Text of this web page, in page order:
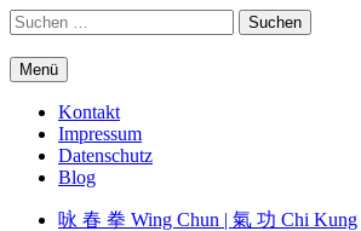
Springe
zum
Inhalt
Suchen
nach:
WuJi – Zentrum
WuJi Konzept
Menü
Kontakt
Impressum
Datenschutz
Blog
咏 春 拳 Wing Chun | 氣 功 Chi Kung